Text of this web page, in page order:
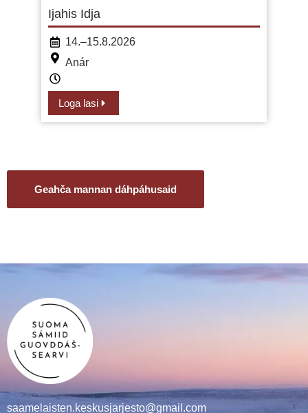
Ijahis Idja
14.–15.8.2026
Anár
Loga lasi
Geahča mannan dáhpáhusaid
saamelaisten.keskusjarjesto@gmail.com